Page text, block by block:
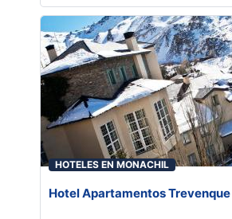
HOTELES EN MONACHIL
Hotel Apartamentos Trevenque